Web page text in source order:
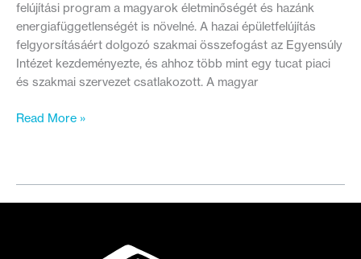
felújítási program a magyarok életminőségét és hazánk
energiafüggetlenségét is növelné. A hazai épületfelújítás
felgyorsításáért dolgozó szakmai összefogást az Egyensúly
Intézet kezdeményezte, és ahhoz több mint egy tucat piaci
és szakmai szervezet csatlakozott. A magyar
Széles
Read More »